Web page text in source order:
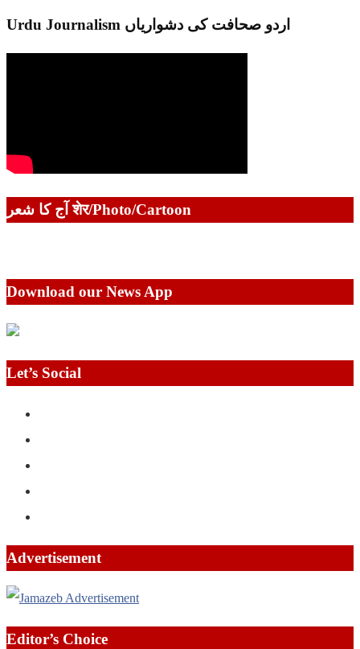
Urdu Journalism اردو صحافت کی دشواریاں
آج کا شعر शेर/Photo/Cartoon
Download our News App
Let’s Social
Advertisement
Editor’s Choice